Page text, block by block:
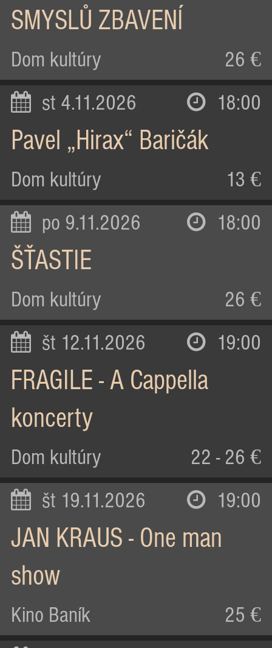
SMYSLŮ ZBAVENÍ
Dom kultúry 26 €
st 4.11.2026 18:00
Pavel „Hirax“ Baričák
Dom kultúry 13 €
po 9.11.2026 18:00
ŠŤASTIE
Dom kultúry 26 €
št 12.11.2026 19:00
FRAGILE - A Cappella
koncerty
Dom kultúry 22 - 26 €
št 19.11.2026 19:00
JAN KRAUS - One man
show
Kino Baník 25 €